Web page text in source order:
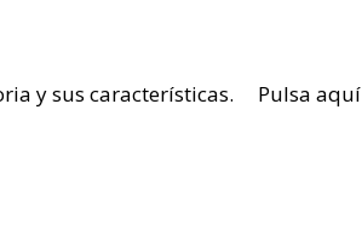
y sus características. Pulsa aquí